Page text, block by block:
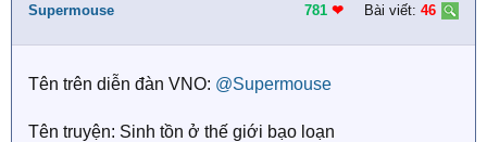
i
n
Supermouse 781 ❤︎ Bài viết: 46
Tên trên diễn đàn VNO: @Supermouse
Tên truyện: Sinh tồn ở thế giới bạo loạn